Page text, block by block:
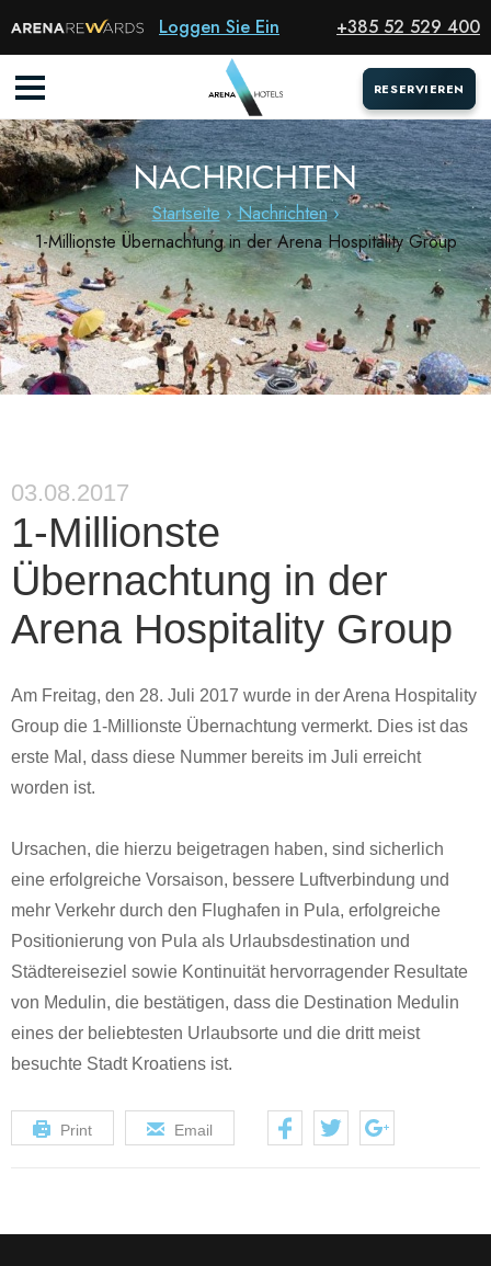
Loggen Sie Ein +385 52 529 400
RESERVIEREN
RESERVIEREN
NACHRICHTEN
Startseite
Nachrichten
1-Millionste Übernachtung in der Arena Hospitality Group
03.08.2017
1-Millionste
Übernachtung in der
Arena Hospitality Group
Am Freitag, den 28. Juli 2017 wurde in der Arena Hospitality
Group die 1-Millionste Übernachtung vermerkt. Dies ist das
erste Mal, dass diese Nummer bereits im Juli erreicht
worden ist.
Ursachen, die hierzu beigetragen haben, sind sicherlich
eine erfolgreiche Vorsaison, bessere Luftverbindung und
mehr Verkehr durch den Flughafen in Pula, erfolgreiche
Positionierung von Pula als Urlaubsdestination und
Städtereiseziel sowie Kontinuität hervorragender Resultate
von Medulin, die bestätigen, dass die Destination Medulin
eines der beliebtesten Urlaubsorte und die dritt meist
besuchte Stadt Kroatiens ist.
Print Email